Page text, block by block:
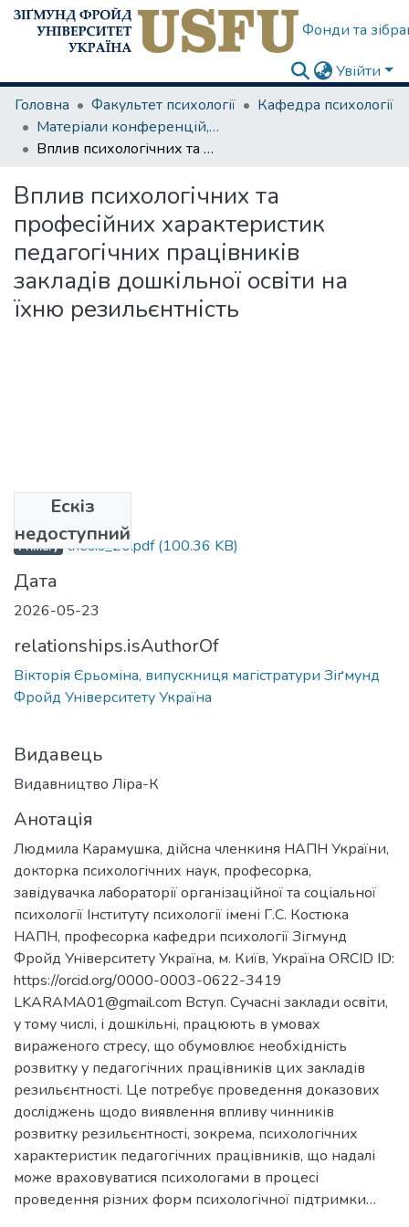
Фонди та
Увійти
Головна
Факультет психології
Кафедра психології
Матеріали конференцій, семінарів
Вплив психологічних та професійних характеристик педагогічних працівників закладів дошкільної освіти на їхню резильєнтність
Вплив психологічних та
професійних характеристик
педагогічних працівників
закладів дошкільної освіти на
їхню резильєнтність
Ескіз
недоступний
Файли
Primary thesis_20.pdf(100.36 KB)
Дата
2026-05-23
relationships.isAuthorOf
Вікторія Єрьоміна, випускниця магістратури Зіґмунд
Фройд Університету Україна
Видавець
Видавництво Ліра-К
Анотація
Людмила Карамушка, дійсна членкиня НАПН України,
докторка психологічних наук, професорка,
завідувачка лабораторії організаційної та соціальної
психології Інституту психології імені Г.С. Костюка
НАПН, професорка кафедри психології Зігмунд
Фройд Університету Україна, м. Київ, Україна ORCID ID:
https://orcid.org/0000-0003-0622-3419
LKARAMA01@gmail.com Вступ. Сучасні заклади освіти,
у тому числі, і дошкільні, працюють в умовах
вираженого стресу, що обумовлює необхідність
розвитку у педагогічних працівників цих закладів
резильєнтності. Це потребує проведення доказових
досліджень щодо виявлення впливу чинників
розвитку резильєнтності, зокрема, психологічних
характеристик педагогічних працівників, що надалі
може враховуватися психологами в процесі
проведення різних форм психологічної підтримки…